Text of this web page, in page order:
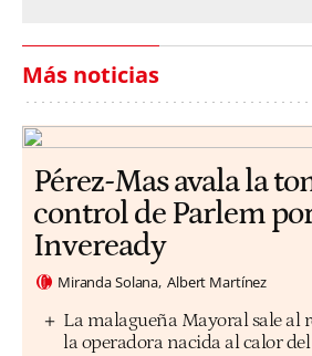
Más noticias
Pérez-Mas avala la
control de Parlem
Inveready
Miranda Solana Albert Martínez
La malagueña Mayoral sale al
la operadora nacida al calor del